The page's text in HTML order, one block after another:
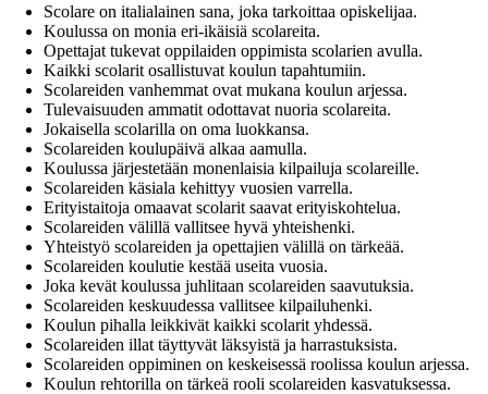
Scolare on italialainen sana, joka tarkoittaa opiskelijaa.
Koulussa on monia eri-ikäisiä scolareita.
Opettajat tukevat oppilaiden oppimista scolarien avulla.
Kaikki scolarit osallistuvat koulun tapahtumiin.
Scolareiden vanhemmat ovat mukana koulun arjessa.
Tulevaisuuden ammatit odottavat nuoria scolareita.
Jokaisella scolarilla on oma luokkansa.
Scolareiden koulupäivä alkaa aamulla.
Koulussa järjestetään monenlaisia kilpailuja scolareille.
Scolareiden käsiala kehittyy vuosien varrella.
Erityistaitoja omaavat scolarit saavat erityiskohtelua.
Scolareiden välillä vallitsee hyvä yhteishenki.
Yhteistyö scolareiden ja opettajien välillä on tärkeää.
Scolareiden koulutie kestää useita vuosia.
Joka kevät koulussa juhlitaan scolareiden saavutuksia.
Scolareiden keskuudessa vallitsee kilpailuhenki.
Koulun pihalla leikkivät kaikki scolarit yhdessä.
Scolareiden illat täyttyvät läksyistä ja harrastuksista.
Scolareiden oppiminen on keskeisessä roolissa koulun arjessa.
Koulun rehtorilla on tärkeä rooli scolareiden kasvatuksessa.